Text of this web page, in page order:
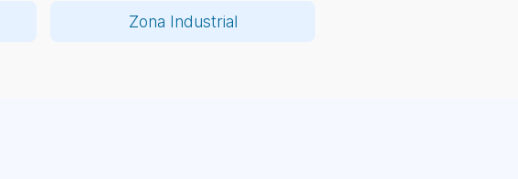
Zona Industrial